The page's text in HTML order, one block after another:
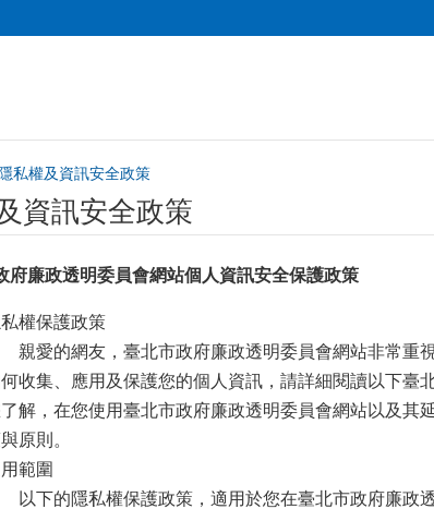
隱私權及資訊安全政策
資訊安全政策
府廉政透明委員會網站個人資訊安全保護政策
權保護政策
愛的網友，臺北市政府廉政透明委員會網站非常重
收集、應用及保護您的個人資訊，請詳細閱讀以下臺
解，在您使用臺北市政府廉政透明委員會網站以及其
原則。
範圍
下的隱私權保護政策，適用於您在臺北市政府廉政